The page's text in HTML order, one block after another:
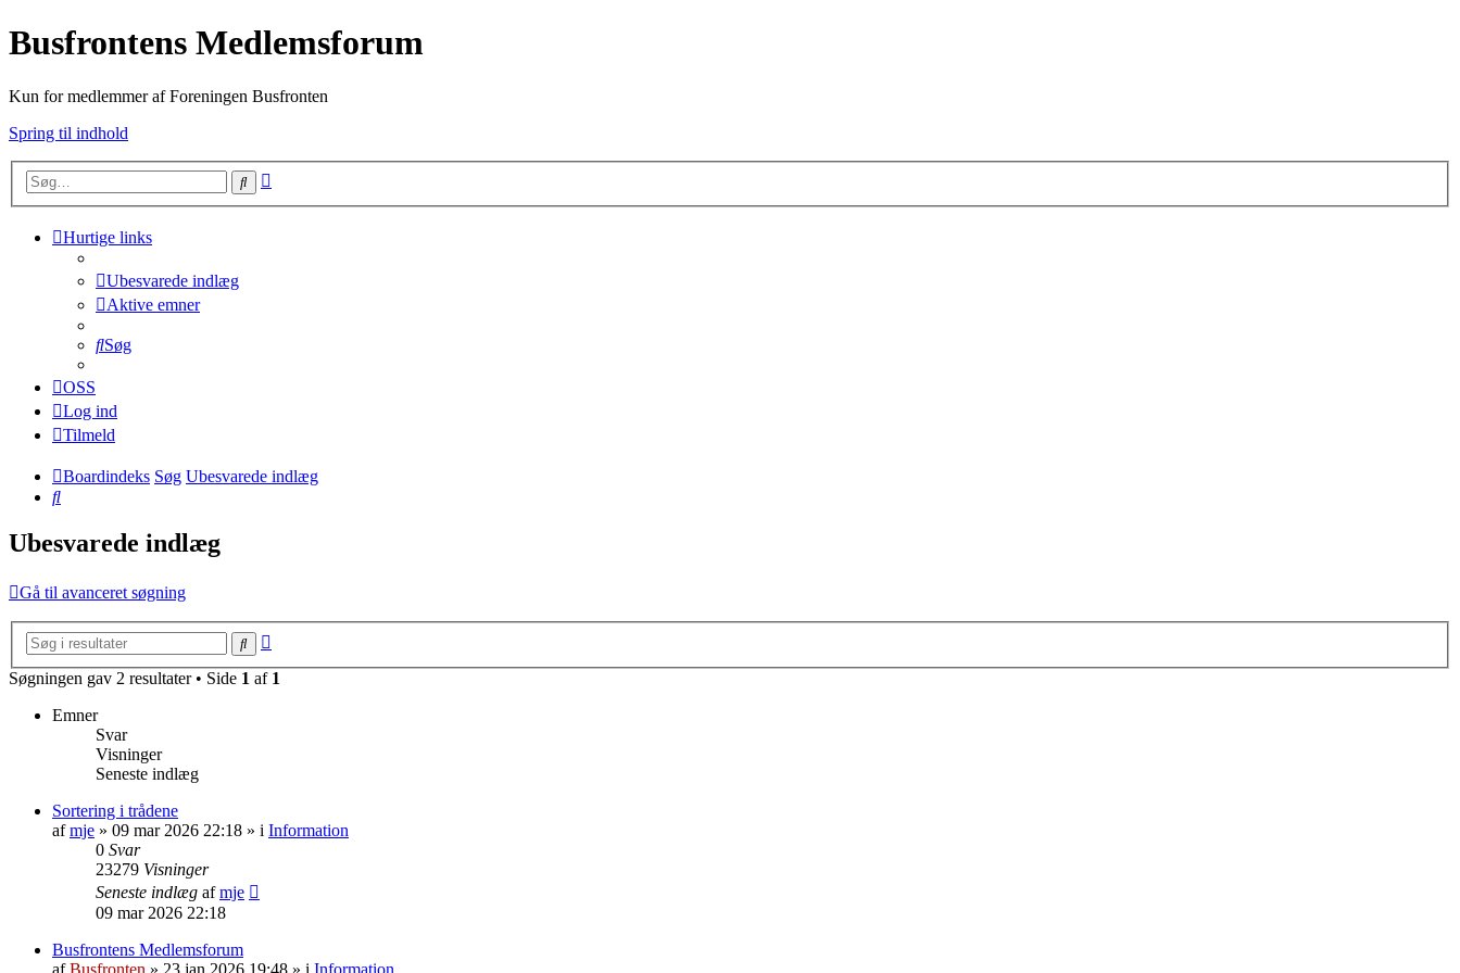
Busfrontens Medlemsforum
Kun for medlemmer af Foreningen Busfronten
Spring til indhold
Søg
Hurtige links
Ubesvarede indlæg
Aktive emner
Søg
OSS
Log ind
Tilmeld
Boardindeks Søg Ubesvarede indlæg
Søg
Ubesvarede indlæg
Gå til avanceret søgning
Søg
Søgningen gav 2 resultater • Side 1 af 1
Emner
Svar
Visninger
Seneste indlæg
Sortering i trådene
afmje » 09 mar 2026 22:18 » i Information
0 Svar
23279 Visninger
Seneste indlæg afmje
09 mar 2026 22:18
Busfrontens Medlemsforum
afBusfronten » 23 jan 2026 19:48 » i Information